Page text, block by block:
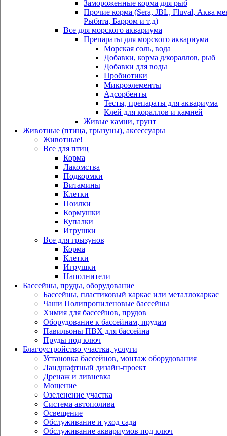
Замороженные корма для рыб
Прочие корма (Sera, JBL, Fluval, Аква
Рыбята, Барром и т.д)
Все для морского аквариума
Препараты для морского аквариума
Морская соль, вода
Добавки, корма д/кораллов, рыб
Добавки для воды
Пробиотики
Микроэлементы
Адсорбенты
Тесты, препараты для аквариума
Клей для кораллов и камней
Живые камни, грунт
Животные (птица, грызуны), аксессуары
Животные!
Все для птиц
Корма
Лакомства
Подкормки
Витамины
Клетки
Поилки
Кормушки
Купалки
Игрушки
Все для грызунов
Корма
Клетки
Игрушки
Наполнители
Бассейны, пруды, оборудование
Бассейны, пластиковый каркас или металлокаркас
Чаши Полипропиленовые бассейны
Химия для бассейнов, прудов
Оборудование к бассейнам, прудам
Павильоны ПВХ для бассейна
Пруды под ключ
Благоустройство участка, услуги
Установка бассейнов, монтаж оборудования
Ландшафтный дизайн-проект
Дренаж и ливневка
Мощение
Озеленение участка
Система автополива
Освещение
Обслуживание и уход сада
Обслуживание аквариумов под ключ